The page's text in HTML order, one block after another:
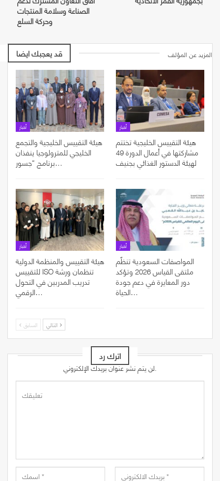
الصناعة وسلامة المنتجات
وحركة السلع
قد يعجبك ايضا المزيد عن المؤلف
أخبار
هيئة التقييس الخليجية والتجمع
الخليجي للمترولوجيا ينفذان
برنامج “جسور…
أخبار
هيئة التقييس الخليجية تختتم
مشاركتها في أعمال الدورة 49
لهيئة الدستور الغذائي بجنيف
أخبار
هيئة التقييس والمنظمة الدولية
للتقييس ISO تنظمان ورشة
تدريب المدربين في التحول
الرقمي…
أخبار
المواصفات السعودية تنظّم
ملتقى القياس 2026 وتؤكد
دور المعايرة في دعم جودة
الحياة…
السابق
اترك رد
لن يتم نشر عنوان بريدك الإلكتروني.